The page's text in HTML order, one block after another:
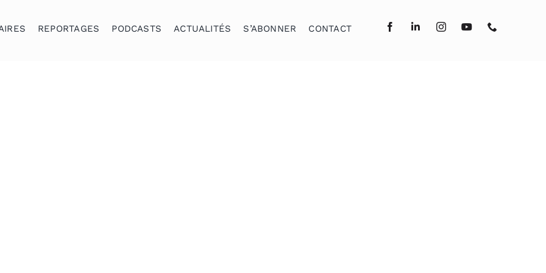
REPORTAGES PODCASTS ACTUALITÉS S’ABONNER CONTACT